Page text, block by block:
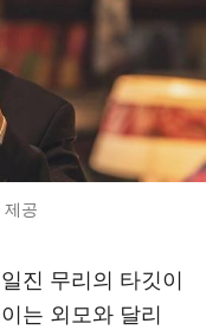
제공
진 무리의 타깃이
는 외모와 달리